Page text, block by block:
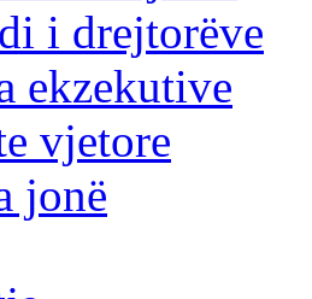
i drejtorëve
ekzekutive
vjetore
jonë